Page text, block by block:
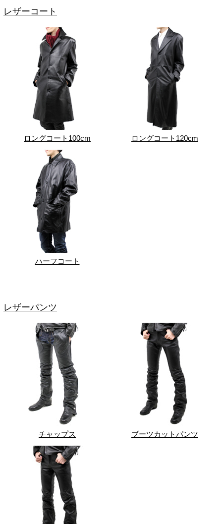
レザーコート
ロングコート100cm ロングコート120cm
ハーフコート
レザーパンツ
チャップス ブーツカットパンツ